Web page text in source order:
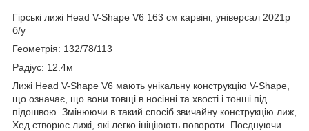
Гірські лижі Head V-Shape V6 163 см карвінг, універсал 2021р
б/у
Геометрія: 132/78/113
Радіус: 12.4м
Лижі Head V-Shape V6 мають унікальну конструкцію V-Shape,
що означає, що вони товщі в носінні та хвості і тонші під
підошвою. Змінюючи в такий спосіб звичайну конструкцію лиж,
Хед створює лижі, які легко ініціюють повороти. Поєднуючи